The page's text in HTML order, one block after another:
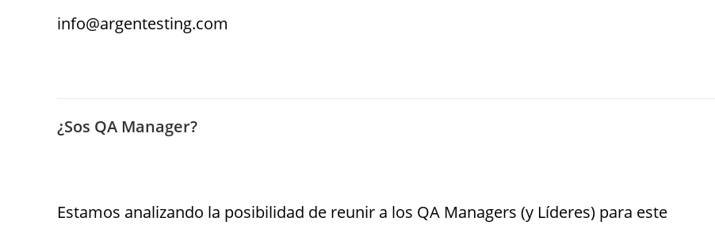
info@argentesting.com
¿Sos QA Manager?
Estamos analizando la posibilidad de reunir a los QA Managers (y Líderes) para este